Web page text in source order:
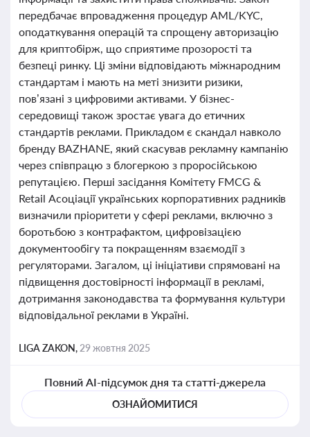
передбачає впровадження процедур AML/KYC,
оподаткування операцій та спрощену авторизацію
для криптобірж, що сприятиме прозорості та
безпеці ринку. Ці зміни відповідають міжнародним
стандартам і мають на меті знизити ризики,
пов’язані з цифровими активами. У бізнес-
середовищі також зростає увага до етичних
стандартів реклами. Прикладом є скандал навколо
бренду BAZHANE, який скасував рекламну кампанію
через співпрацю з блогеркою з проросійською
репутацією. Перші засідання Комітету FMCG &
Retail Асоціації українських корпоративних радників
визначили пріоритети у сфері реклами, включно з
боротьбою з контрафактом, цифровізацією
документообігу та покращенням взаємодії з
регуляторами. Загалом, ці ініціативи спрямовані на
підвищення достовірності інформації в рекламі,
дотримання законодавства та формування культури
відповідальної реклами в Україні.
LIGA ZAKON, 29 жовтня 2025
Повний AI-підсумок дня та статті-джерела
ОЗНАЙОМИТИСЯ